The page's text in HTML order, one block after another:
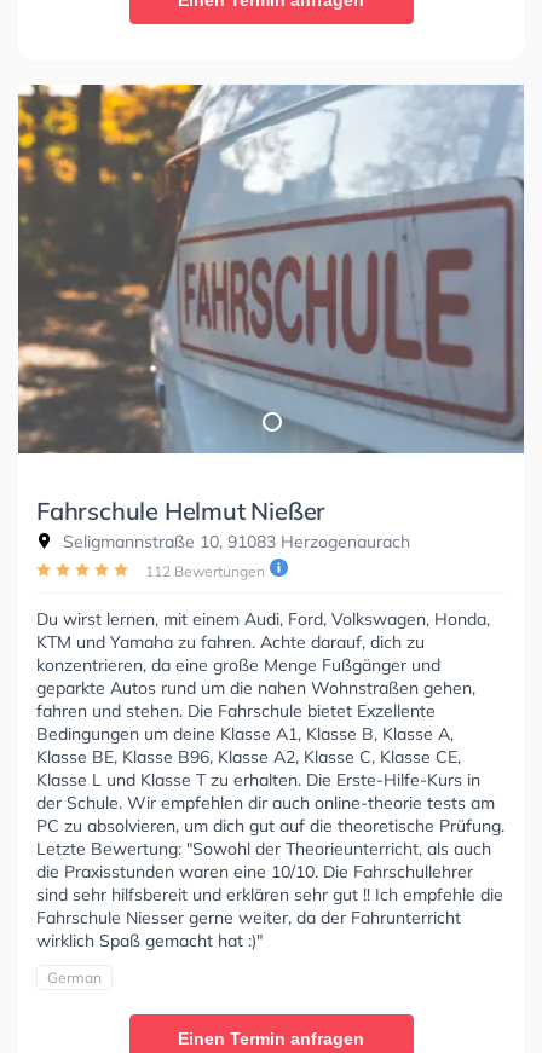
Fahrschule Helmut Nießer
Seligmannstraße 10, 91083 Herzogenaurach
112 Bewertungen
Du wirst lernen, mit einem Audi, Ford, Volkswagen, Honda,
KTM und Yamaha zu fahren. Achte darauf, dich zu
konzentrieren, da eine große Menge Fußgänger und
geparkte Autos rund um die nahen Wohnstraßen gehen,
fahren und stehen. Die Fahrschule bietet Exzellente
Bedingungen um deine Klasse A1, Klasse B, Klasse A,
Klasse BE, Klasse B96, Klasse A2, Klasse C, Klasse CE,
Klasse L und Klasse T zu erhalten. Die Erste-Hilfe-Kurs in
der Schule. Wir empfehlen dir auch online-theorie tests am
PC zu absolvieren, um dich gut auf die theoretische Prüfung.
Letzte Bewertung: "Sowohl der Theorieunterricht, als auch
die Praxisstunden waren eine 10/10. Die Fahrschullehrer
sind sehr hilfsbereit und erklären sehr gut !! Ich empfehle die
Fahrschule Niesser gerne weiter, da der Fahrunterricht
wirklich Spaß gemacht hat :)"
German
Einen Termin anfragen